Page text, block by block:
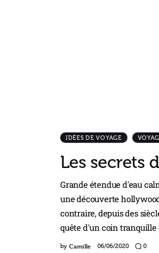
IDÉES DE VOYAGE
Les secrets
Grande étendue d'eau
une découverte
contraire, depuis des
quête d'un coin tranquille
by Camille 06/06/2020 0